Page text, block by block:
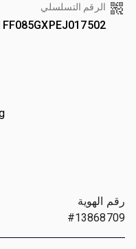
الرقم التسلسلي
رقم الهوية
#13868709